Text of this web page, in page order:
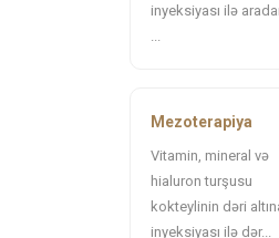
inyeksiyası ilə
...
Mezoterapiya
Vitamin, mineral və
hialuron turşusu
kokteylinin dəri
inyeksiyası ilə dər...